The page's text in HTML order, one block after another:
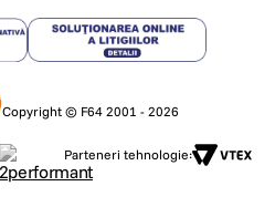
Copyright © F64 2001 - 2026
Parteneri tehnologie: